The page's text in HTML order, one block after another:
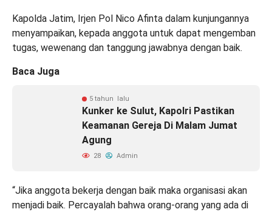
Kapolda Jatim, Irjen Pol Nico Afinta dalam kunjungannya
menyampaikan, kepada anggota untuk dapat mengemban
tugas, wewenang dan tanggung jawabnya dengan baik.
Baca Juga
5 tahun lalu
Kunker ke Sulut, Kapolri Pastikan
Keamanan Gereja Di Malam Jumat
Agung
28 Admin
“Jika anggota bekerja dengan baik maka organisasi akan
menjadi baik. Percayalah bahwa orang-orang yang ada di